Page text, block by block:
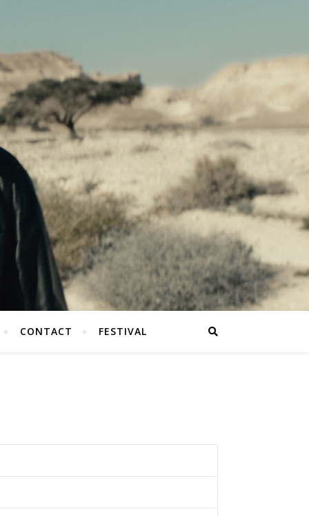
CONTACT FESTIVAL